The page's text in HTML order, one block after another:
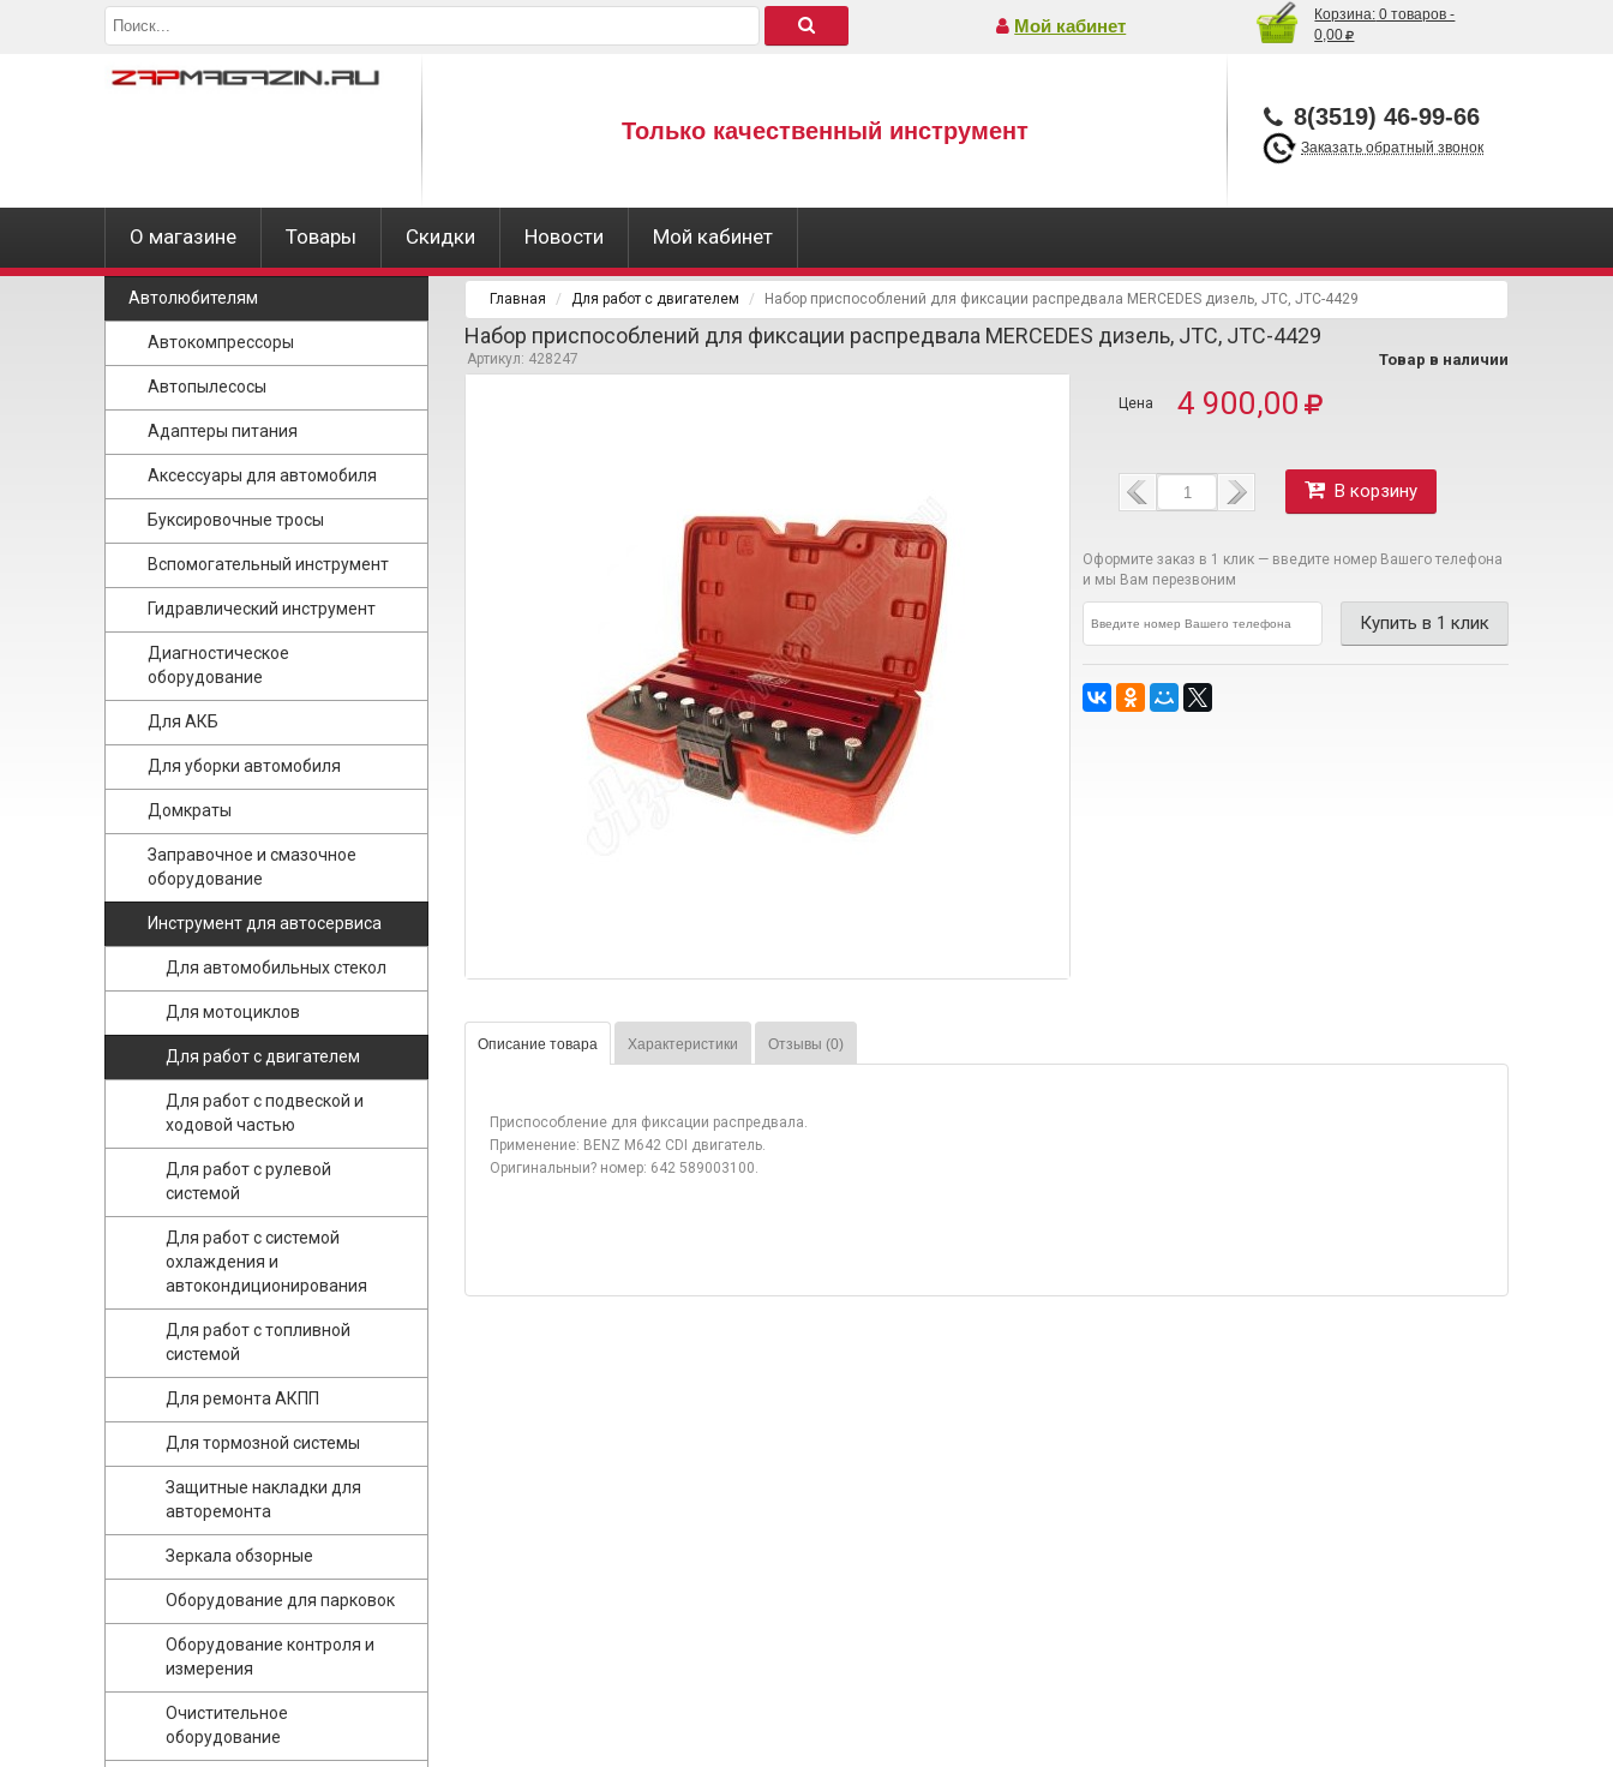
Мой кабинет
Корзина: 0 товаров -
0,00
Только качественный инструмент
8(3519) 46-99-66
Заказать обратный звонок
О магазине Товары Скидки Новости Мой кабинет
Автолюбителям
Автокомпрессоры
Автопылесосы
Адаптеры питания
Аксессуары для автомобиля
Буксировочные тросы
Вспомогательный инструмент
Гидравлический инструмент
Диагностическое
оборудование
Для АКБ
Для уборки автомобиля
Домкраты
Заправочное и смазочное
оборудование
Инструмент для автосервиса
Для автомобильных стекол
Для мотоциклов
Для работ с двигателем
Для работ с подвеской и
ходовой частью
Для работ с рулевой
системой
Для работ с системой
охлаждения и
автокондиционирования
Для работ с топливной
системой
Для ремонта АКПП
Для тормозной системы
Защитные накладки для
авторемонта
Зеркала обзорные
Оборудование для парковок
Оборудование контроля и
измерения
Очистительное
оборудование
Главная Для работ с двигателем Набор приспособлений для фиксации распредвала MERCEDES дизель, JTC, JTC-4429
Набор приспособлений для фиксации распредвала MERCEDES дизель, JTC, JTC-4429
Артикул: 428247 Товар в наличии
4 900,00
В корзину
Оформите заказ в 1 клик — введите номер Вашего телефона
и мы Вам перезвоним
Описание товара Характеристики Отзывы (0)
Приспособление для фиксации распредвала.
Применение: BENZ M642 CDI двигатель.
Оригинальныи? номер: 642 589003100.